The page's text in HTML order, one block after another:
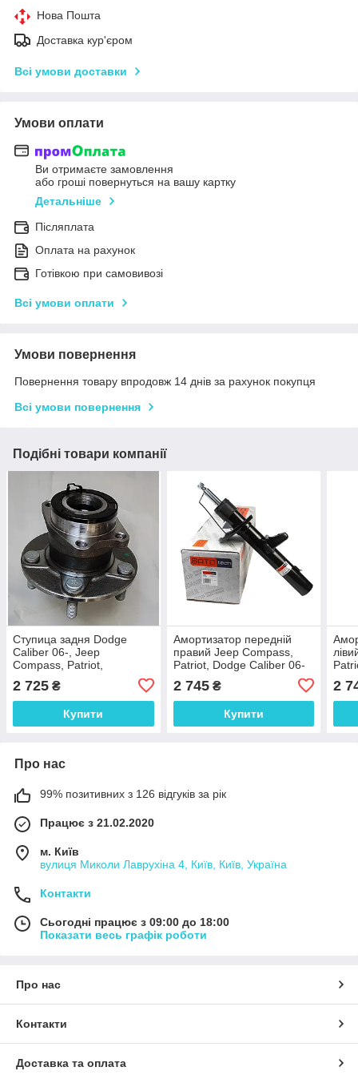
Нова Пошта
Доставка кур'єром
Всі умови доставки
Умови оплати
Ви отримаєте замовлення
або гроші повернуться на вашу картку
Детальніше
Післяплата
Оплата на рахунок
Готівкою при самовивозі
Всі умови оплати
Умови повернення
Повернення товару впродовж 14 днів за рахунок покупця
Всі умови повернення
Подібні товари компанії
Ступица задня Dodge
Caliber 06-, Jeep
Compass, Patriot,
Mitsubishi Outlander 06-,
Peugeot 4007 07-
05105770AD
2 725 ₴
Купити
Амортизатор передній
правий Jeep Compass,
Patriot, Dodge Caliber 06-
2 745₴
Купити
2
Про нас
99% позитивних з 126 відгуків за рік
Працює з 21.02.2020
м. Київ
вулиця Миколи Лаврухіна 4, Київ, Київ, Україна
Контакти
Сьогодні працює з 09:00 до 18:00
Показати весь графік роботи
Про нас
Контакти
Доставка та оплата